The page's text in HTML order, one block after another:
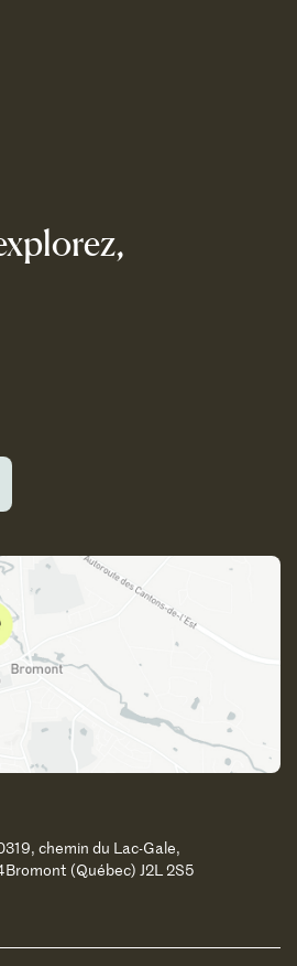
319, chemin du Lac-Gale,
Bromont (Québec) J2L 2S5